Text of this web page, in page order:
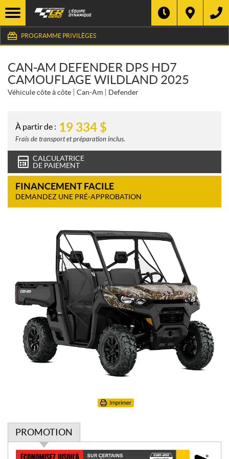
PROGRAMME PRIVILÈGES
CAN-AM DEFENDER DPS HD7
CAMOUFLAGE WILDLAND 2025
Véhicule côte à côte Can-Am Defender
À partir de : 19 334 $
Frais de transport et préparation inclus.
CALCULATRICE
DE PAIEMENT
FINANCEMENT FACILE
DEMANDEZ UNE PRÉ-APPROBATION
Imprimer
PROMOTION
P